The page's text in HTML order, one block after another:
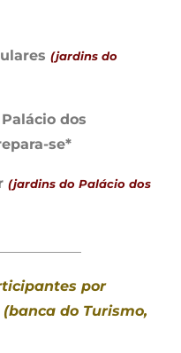
(jardins do
dos
se*
(jardins do Palácio dos
por
do Turismo,